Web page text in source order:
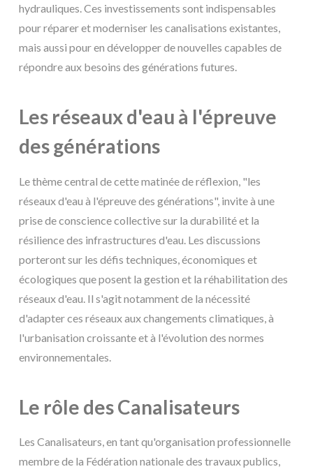
hydrauliques. Ces investissements sont indispensables
pour réparer et moderniser les canalisations existantes,
mais aussi pour en développer de nouvelles capables de
répondre aux besoins des générations futures.
Les réseaux d'eau à l'épreuve
des générations
Le thème central de cette matinée de réflexion, "les
réseaux d'eau à l'épreuve des générations", invite à une
prise de conscience collective sur la durabilité et la
résilience des infrastructures d'eau. Les discussions
porteront sur les défis techniques, économiques et
écologiques que posent la gestion et la réhabilitation des
réseaux d'eau. Il s'agit notamment de la nécessité
d'adapter ces réseaux aux changements climatiques, à
l'urbanisation croissante et à l'évolution des normes
environnementales.
Le rôle des Canalisateurs
Les Canalisateurs, en tant qu'organisation professionnelle
membre de la Fédération nationale des travaux publics,